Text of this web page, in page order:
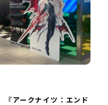
『アークナイツ：エンド